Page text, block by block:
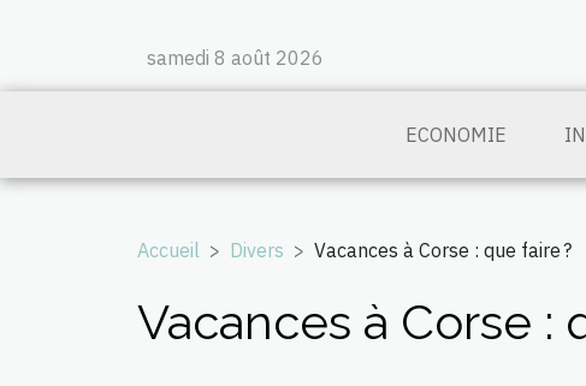
samedi 8 août 2026
ECONOMIE
Accueil Divers Vacances à Corse : que faire ?
Vacances à Corse :